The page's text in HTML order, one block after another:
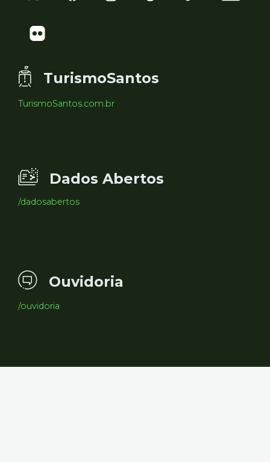
TurismoSantos
TurismoSantos.com.br
Dados Abertos
/dadosabertos
Ouvidoria
/ouvidoria